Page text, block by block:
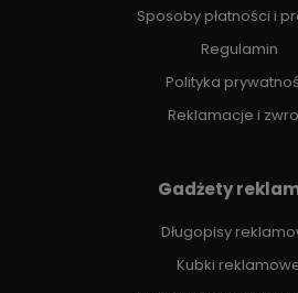
Sposoby płatności i
Regulamin
Polityka
Reklamacje i
Gadżety
Długopisy
Kubki